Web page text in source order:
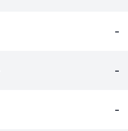
-
-
-